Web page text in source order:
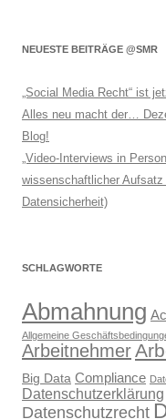
NEUESTE BEITRÄGE @SMR
„Social Media Recht“ ist
Alles neu macht der…
Blog!
„Video-Interviews in
wissenschaftlicher
Datensicherheit)
SCHLAGWORTE
Abmahnung
Allgemeine
Arbeitnehmer
Big Data Compliance
Datenschutzerklärung
Datenschutzrecht